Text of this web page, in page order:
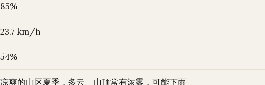
85%
23.7 km/h
54%
凉爽的山区夏季，多云、山顶常有浓雾，可能下雨